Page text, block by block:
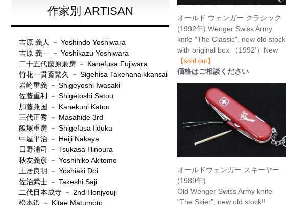
作家別 ARTISAN
吉原 義人 － Yoshindo Yoshiwara
吉原 義一 － Yoshikazu Yoshiwara
二十五代藤原兼房 － Kanefusa Fujiwara
竹花一貫斎繁久 － Sigehisa Takehanaikkansai
岩崎重義 － Shigeyoshi Iwasaki
佐藤重利 － Shigetoshi Satou
加藤兼国 － Kanekuni Katou
三代正秀 － Masahide 3rd
飯塚重房 － Shigefusa Iiduka
中屋平治 － Heiji Nakaya
日野浦司 － Tsukasa Hinoura
秋友義彦 － Yoshihiko Akitomo
土居良明 － Yoshiaki Doi
佐治武士 － Takeshi Saji
二代目本成寺 － 2nd Honjyouji
松本鍛 － Kitae Matumoto
オールド ウェンガー クラシック
(1992年) Wenger Swiss Army
knife "The Classic", new old stock
with original box （1992’）New
【sold out】
価格はご相談ください
オールドウェンガー スキーヤー
(1989年)
Old Wenger Swiss Army knife
"The Skier", new old stock!!